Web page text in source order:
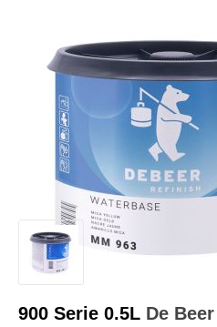
VOORBEREIDING / VERVEN /
VERBRUIKSARTIKELEN VOOR
GEREEDSCHAP VOOR
UITRUSTING VOOR
LABORATORIUMINSTALLATIE
HANDLEIDING & ADVIES
900 Serie 0.5L De Beer